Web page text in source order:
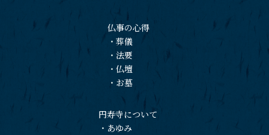
仏事の心得
・葬儀
・法要
・仏壇
・ お墓
円寿寺について
・ あゆみ